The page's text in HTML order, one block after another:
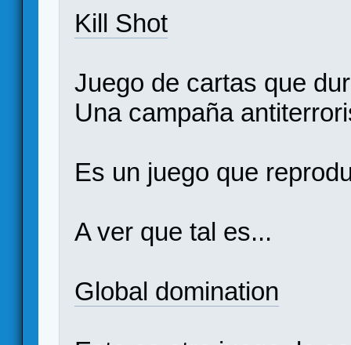
Kill Shot
Juego de cartas que
Una campaña
Es un juego que
A ver que tal es...
Global domination